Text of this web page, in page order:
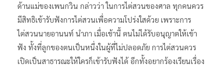
ด้านแม่ของเพนกวิน กล่าวว่า ในการไต่สวนของศาล ทุกคนควร
มีสิทธิเข้ารับฟังการไต่สวนเพื่อความโปร่งใสด้วย เพราะการ
ไต่สวนนายอานนท์ นำภา เมื่อเช้านี้ ตนไม่ได้รับอนุญาตให้เข้า
ฟัง ทั้งที่ลูกของตนเป็นหนึ่งในผู้ที่ไม่ปลอดภัย การไต่สวนควร
เปิดเป็นสาธารณะให้ใครก็เข้ารับฟังได้ อีกทั้งอยากร้องเรียนเรื่อง